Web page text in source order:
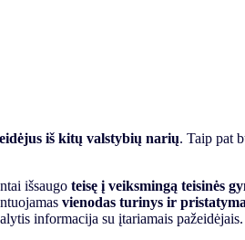
iš kitų valstybių narių. Taip pat
išsaugo teisę į veiksmingą teisinės
vienodas turinys ir
informacija su įtariamais pažeidėjais.